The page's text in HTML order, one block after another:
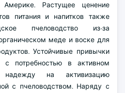
Растущее ценение
питания и напитков также
пчеловодство из-за
меде и воске для
Устойчивые привычки
с потребностью в активном
надежду на активизацию
с пчеловодством. Наряду с